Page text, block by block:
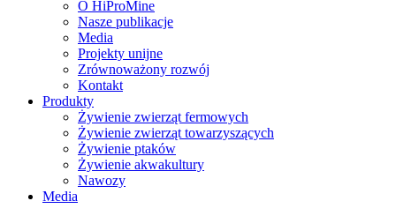
O HiProMine
Nasze publikacje
Media
Projekty unijne
Zrównoważony rozwój
Kontakt
Produkty
Żywienie zwierząt fermowych
Żywienie zwierząt towarzyszących
Żywienie ptaków
Żywienie akwakultury
Nawozy
Media